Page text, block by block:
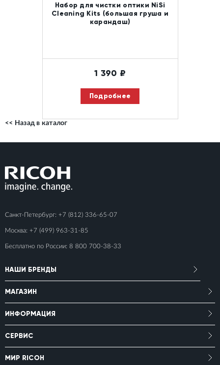
Набор для чистки оптики NiSi
Cleaning Kits (большая груша и
карандаш)
1 390 ₽
Подробнее
<< Назад в каталог
Санкт-Петербург: +7 (812) 336-65-07
Москва: +7 (499) 963-31-85
Бесплатно по России: 8 800 700-38-33
НАШИ БРЕНДЫ
МАГАЗИН
ИНФОРМАЦИЯ
СЕРВИС
МИР RICOH